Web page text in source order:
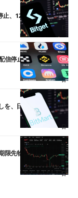
、12月末に強制決済
信停止──OKXやバイビ
、日本人利用者も対
限先物を生んだ11年に